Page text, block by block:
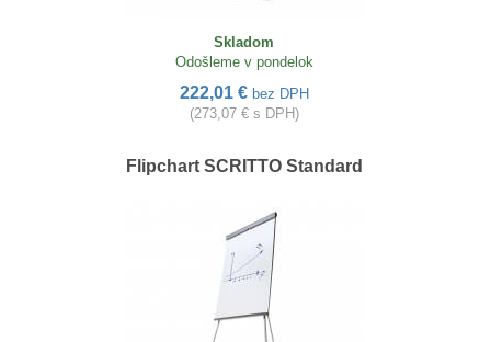
Skladom
Odošleme v pondelok
222,01 € bez DPH
(273,07 € s DPH)
Flipchart SCRITTO Standard